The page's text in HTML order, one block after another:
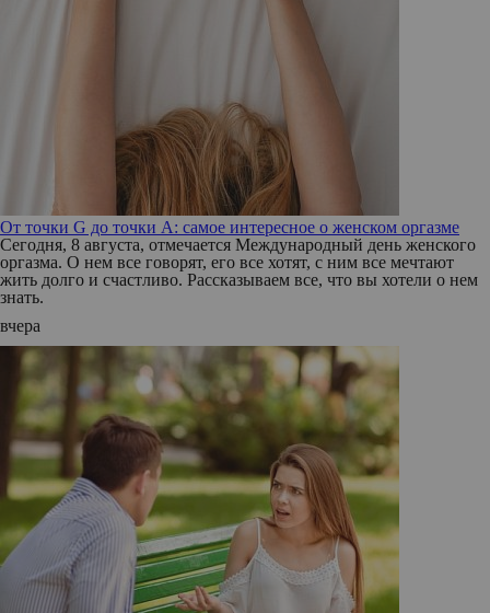
От точки G до точки A: самое интересное о женском оргазме
Сегодня, 8 августа, отмечается Международный день женского
оргазма. О нем все говорят, его все хотят, с ним все мечтают
жить долго и счастливо. Рассказываем все, что вы хотели о нем
знать.
вчера